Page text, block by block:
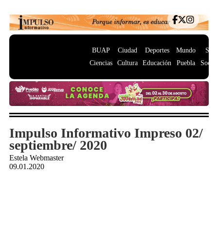
BUAP
Ciencias
Ciudad
Cultura
Deportes
Educación
Mundo
Puebla
Impulso Informativo Impreso 02/
septiembre/ 2020
Estela Webmaster
09.01.2020